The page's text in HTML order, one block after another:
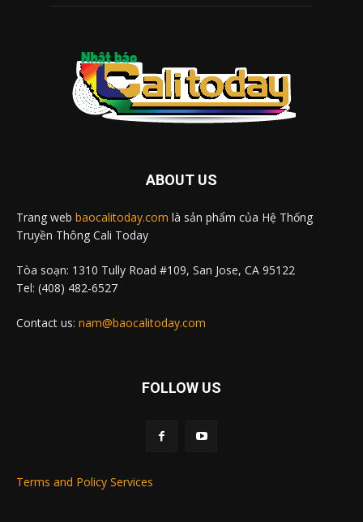
ABOUT US
Trang web baocalitoday.com là sản phẩm của Hệ Thống
Truyền Thông Cali Today
Tòa soạn: 1310 Tully Road #109, San Jose, CA 95122
Tel: (408) 482-6527
Contact us: nam@baocalitoday.com
FOLLOW US
Terms and Policy Services